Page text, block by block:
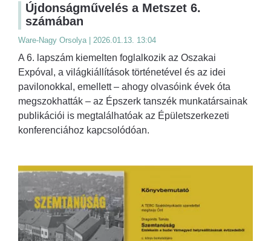
Újdonságművelés a Metszet 6.
számában
Ware-Nagy Orsolya | 2026.01.13. 13:04
A 6. lapszám kiemelten foglalkozik az Oszakai
Expóval, a világkiállítások történetével és az idei
pavilonokkal, emellett – ahogy olvasóink évek óta
megszokhatták – az Épszerk tanszék munkatársainak
publikációi is megtalálhatóak az Épületszerkezeti
konferenciához kapcsolódóan.